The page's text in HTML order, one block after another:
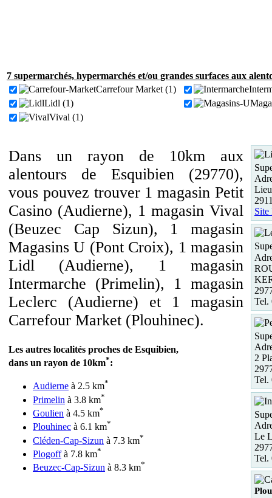
7 supermarchés, hypermarchés et/ou grandes surfaces aux
Carrefour Market (1)
Lidl (1)
Vival (1)
Dans un rayon de 10km aux
alentours de Esquibien (29770),
vous pouvez trouver 1 magasin Petit
Casino (Audierne), 1 magasin Vival
(Beuzec Cap Sizun), 1 magasin
Magasins U (Pont Croix), 1 magasin
Lidl (Audierne), 1 magasin
Intermarche (Primelin), 1 magasin
Leclerc (Audierne) et 1 magasin
Carrefour Market (Plouhinec).
Les autres localités proches de Esquibien,
dans un rayon de 10km*:
Audierne à 2.5 km*
Primelin à 3.8 km*
Goulien à 4.5 km*
Plouhinec à 6.1 km*
Cléden-Cap-Sizun à 7.3 km*
Plogoffà 7.8 km*
Beuzec-Cap-Sizun à 8.3 km*
Site
Tel.
2
Tel.
Le
Tel.